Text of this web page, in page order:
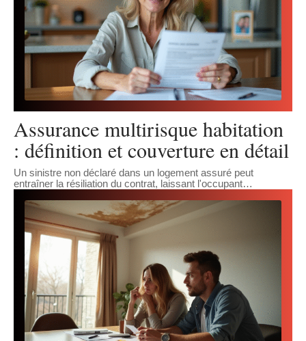
Assurance multirisque habitation
: définition et couverture en détail
Un sinistre non déclaré dans un logement assuré peut
entraîner la résiliation du contrat, laissant l'occupant…